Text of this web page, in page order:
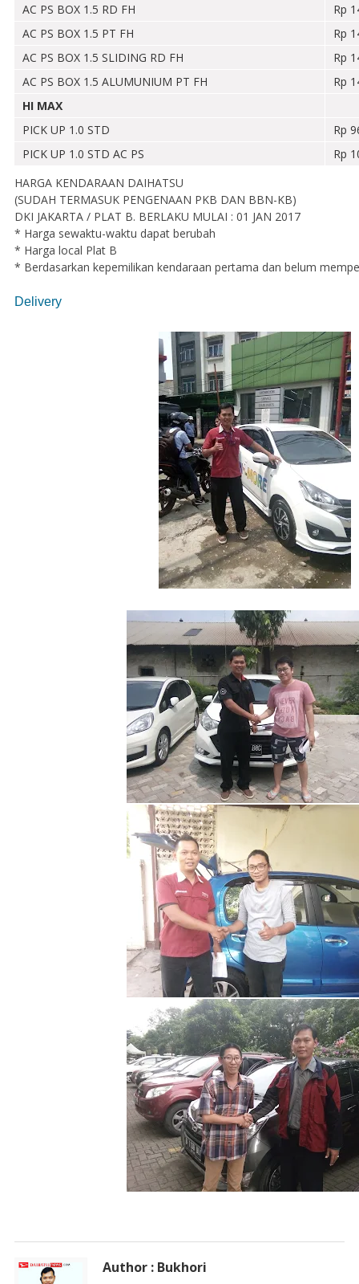
AC PS BOX 1.5 RD FH
Rp
AC PS BOX 1.5 PT FH
Rp
AC PS BOX 1.5 SLIDING RD FH
Rp
AC PS BOX 1.5 ALUMUNIUM PT FH
Rp
HI MAX
PICK UP 1.0 STD
Rp
PICK UP 1.0 STD AC PS
Rp
HARGA KENDARAAN DAIHATSU
(SUDAH TERMASUK PENGENAAN PKB DAN BBN-KB)
DKI JAKARTA / PLAT B. BERLAKU MULAI : 01 JAN 2017
* Harga sewaktu-waktu dapat berubah
* Harga local Plat B
* Berdasarkan kepemilikan kendaraan pertama dan belum
Delivery
Author : Bukhori